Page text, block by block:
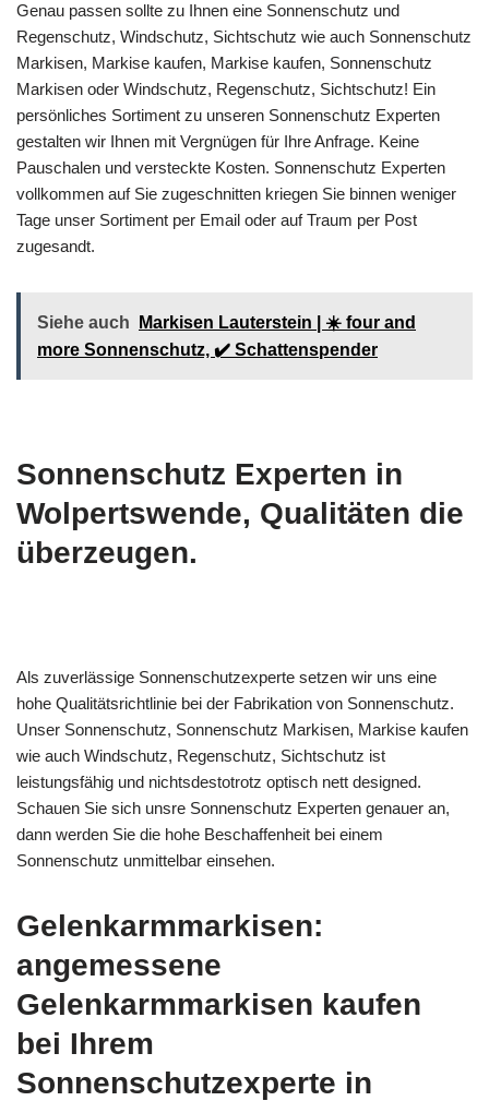
Genau passen sollte zu Ihnen eine Sonnenschutz und
Regenschutz, Windschutz, Sichtschutz wie auch Sonnenschutz
Markisen, Markise kaufen, Markise kaufen, Sonnenschutz
Markisen oder Windschutz, Regenschutz, Sichtschutz! Ein
persönliches Sortiment zu unseren Sonnenschutz Experten
gestalten wir Ihnen mit Vergnügen für Ihre Anfrage. Keine
Pauschalen und versteckte Kosten. Sonnenschutz Experten
vollkommen auf Sie zugeschnitten kriegen Sie binnen weniger
Tage unser Sortiment per Email oder auf Traum per Post
zugesandt.
Siehe auch
Markisen Lauterstein | ☀️ four and
more Sonnenschutz, ✔️ Schattenspender
Sonnenschutz Experten in
Wolpertswende, Qualitäten die
überzeugen.
Als zuverlässige Sonnenschutzexperte setzen wir uns eine
hohe Qualitätsrichtlinie bei der Fabrikation von Sonnenschutz.
Unser Sonnenschutz, Sonnenschutz Markisen, Markise kaufen
wie auch Windschutz, Regenschutz, Sichtschutz ist
leistungsfähig und nichtsdestotrotz optisch nett designed.
Schauen Sie sich unsre Sonnenschutz Experten genauer an,
dann werden Sie die hohe Beschaffenheit bei einem
Sonnenschutz unmittelbar einsehen.
Gelenkarmmarkisen:
angemessene
Gelenkarmmarkisen kaufen
bei Ihrem
Sonnenschutzexperte in